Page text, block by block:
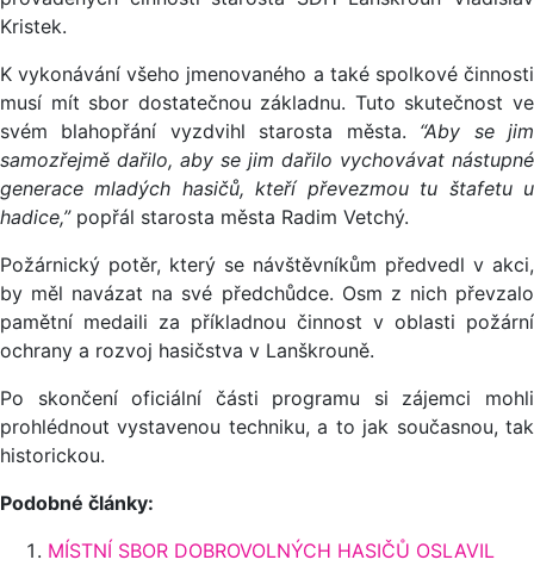
Kristek.
K vykonávání všeho jmenovaného a také spolkové činnosti
musí mít sbor dostatečnou základnu. Tuto skutečnost ve
svém blahopřání vyzdvihl starosta města. “Aby se jim
samozřejmě dařilo, aby se jim dařilo vychovávat nástupné
generace mladých hasičů, kteří převezmou tu štafetu u
hadice,”popřál starosta města Radim Vetchý.
Požárnický potěr, který se návštěvníkům předvedl v akci,
by měl navázat na své předchůdce. Osm z nich převzalo
pamětní medaili za příkladnou činnost v oblasti požární
ochrany a rozvoj hasičstva v Lanškrouně.
Po skončení oficiální části programu si zájemci mohli
prohlédnout vystavenou techniku, a to jak současnou, tak
historickou.
Podobné články:
MÍSTNÍ SBOR DOBROVOLNÝCH HASIČŮ OSLAVIL